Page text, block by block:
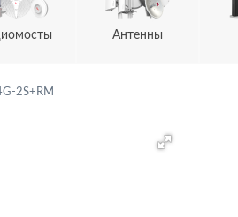
Антенны
2S+RM